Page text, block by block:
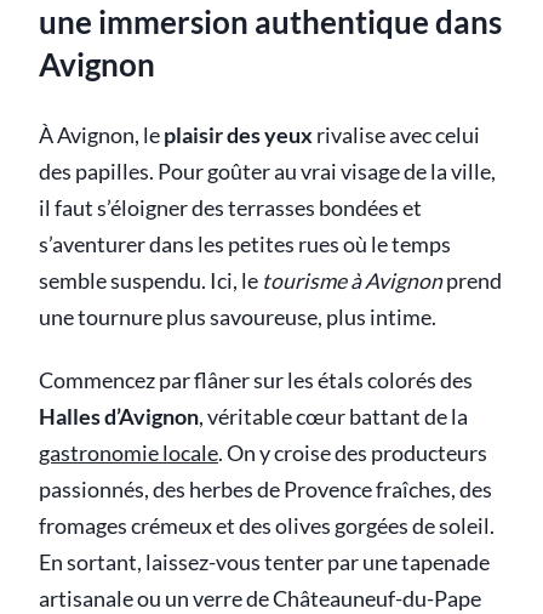
une immersion authentique dans
Avignon
À Avignon, leplaisir des yeux rivalise avec celui
des papilles. Pour goûter au vrai visage de la ville,
il faut s’éloigner des terrasses bondées et
s’aventurer dans les petites rues où le temps
semble suspendu. Ici, le tourisme à Avignonprend
une tournure plus savoureuse, plus intime.
Commencez par flâner sur les étals colorés des
Halles d’Avignon, véritable cœur battant de la
gastronomie locale. On y croise des producteurs
passionnés, des herbes de Provence fraîches, des
fromages crémeux et des olives gorgées de soleil.
En sortant, laissez-vous tenter par une tapenade
artisanale ou un verre de Châteauneuf-du-Pape